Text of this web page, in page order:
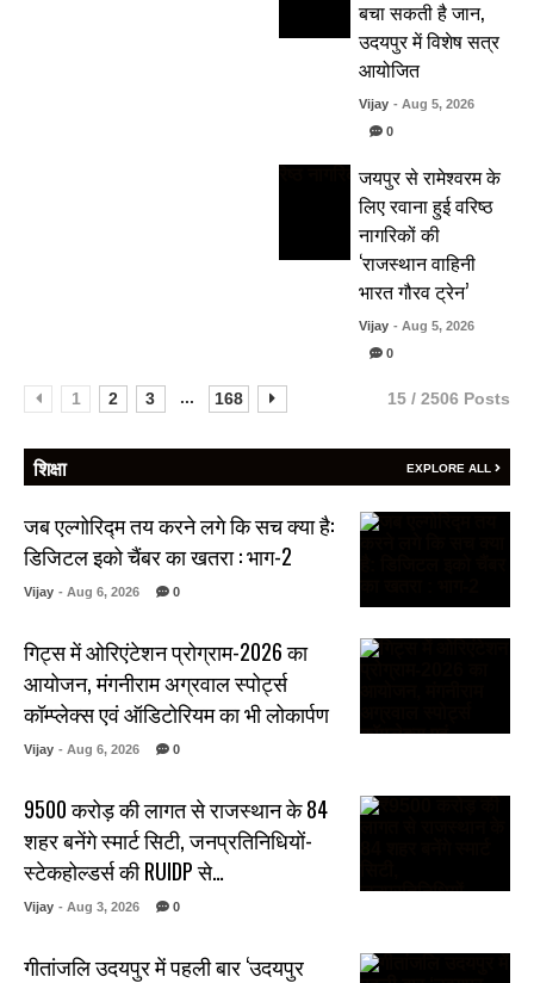
बचा सकती है जान,
उदयपुर में विशेष सत्र
आयोजित
Vijay - Aug 5, 2026
0
जयपुर से रामेश्वरम के
लिए रवाना हुई वरिष्ठ
नागरिकों की
‘राजस्थान वाहिनी
भारत गौरव ट्रेन’
Vijay - Aug 5, 2026
0
1 2 3 ... 168 15 / 2506 Posts
शिक्षा EXPLORE ALL
जब एल्गोरिद्म तय करने लगे कि सच क्या है:
डिजिटल इको चैंबर का खतरा : भाग-2
Vijay - Aug 6, 2026 0
गिट्स में ओरिएंटेशन प्रोग्राम-2026 का
आयोजन, मंगनीराम अग्रवाल स्पोर्ट्स
कॉम्प्लेक्स एवं ऑडिटोरियम का भी लोकार्पण
Vijay - Aug 6, 2026 0
₹9500 करोड़ की लागत से राजस्थान के 84
शहर बनेंगे स्मार्ट सिटी, जनप्रतिनिधियों-
स्टेकहोल्डर्स की RUIDP से…
Vijay - Aug 3, 2026 0
गीतांजलि उदयपुर में पहली बार ‘उदयपुर